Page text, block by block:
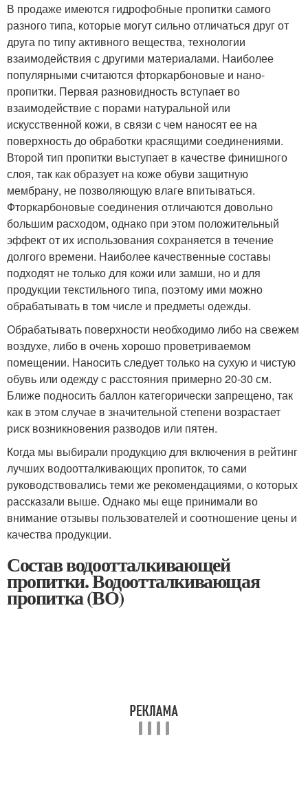
В продаже имеются гидрофобные пропитки самого
разного типа, которые могут сильно отличаться друг от
друга по типу активного вещества, технологии
взаимодействия с другими материалами. Наиболее
популярными считаются фторкарбоновые и нано-
пропитки. Первая разновидность вступает во
взаимодействие с порами натуральной или
искусственной кожи, в связи с чем наносят ее на
поверхность до обработки красящими соединениями.
Второй тип пропитки выступает в качестве финишного
слоя, так как образует на коже обуви защитную
мембрану, не позволяющую влаге впитываться.
Фторкарбоновые соединения отличаются довольно
большим расходом, однако при этом положительный
эффект от их использования сохраняется в течение
долгого времени. Наиболее качественные составы
подходят не только для кожи или замши, но и для
продукции текстильного типа, поэтому ими можно
обрабатывать в том числе и предметы одежды.
Обрабатывать поверхности необходимо либо на свежем
воздухе, либо в очень хорошо проветриваемом
помещении. Наносить следует только на сухую и чистую
обувь или одежду с расстояния примерно 20-30 см.
Ближе подносить баллон категорически запрещено, так
как в этом случае в значительной степени возрастает
риск возникновения разводов или пятен.
Когда мы выбирали продукцию для включения в рейтинг
лучших водоотталкивающих пропиток, то сами
руководствовались теми же рекомендациями, о которых
рассказали выше. Однако мы еще принимали во
внимание отзывы пользователей и соотношение цены и
качества продукции.
Состав водоотталкивающей
пропитки. Водоотталкивающая
пропитка (ВО)